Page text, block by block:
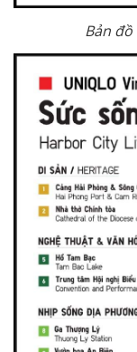
Bản